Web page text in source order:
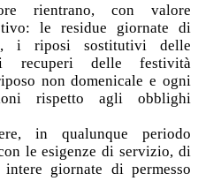
rientrano, con valore
le residue giornate di
i riposi sostitutivi delle
i recuperi delle festività
non domenicale e ogni
rispetto agli obblighi
in qualunque periodo
le esigenze di servizio, di
giornate di permesso